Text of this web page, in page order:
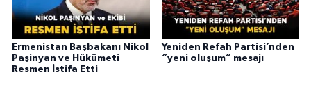
Ermenistan Başbakanı Nikol
Paşinyan ve Hükümeti
Resmen İstifa Etti
Yeniden Refah Partisi’nden
“yeni oluşum” mesajı